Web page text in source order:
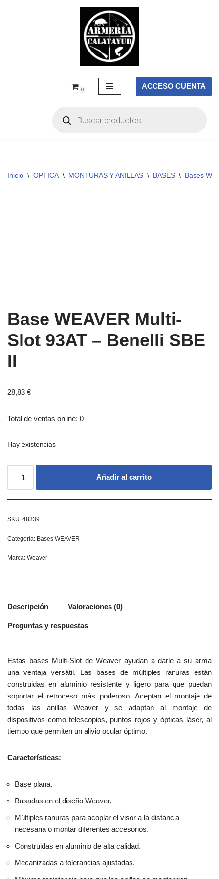
0 ACCESO CUENTA
Inicio \ OPTICA \ MONTURAS Y ANILLAS \ BASES \ Bases
Base WEAVER Multi-
Slot 93AT – Benelli SBE
II
28,88 €
Total de ventas online: 0
Hay existencias
Añadir al carrito
SKU: 48339
Categoría: Bases WEAVER
Marca: Weaver
Descripción Valoraciones (0)
Preguntas y respuestas
Estas bases Multi-Slot de Weaver ayudan a darle a su arma
una ventaja versátil. Las bases de múltiples ranuras están
construidas en aluminio resistente y ligero para que puedan
soportar el retroceso más poderoso. Aceptan el montaje de
todas las anillas Weaver y se adaptan al montaje de
dispositivos como telescopios, puntos rojos y ópticas láser, al
tiempo que permiten un alivio ocular óptimo.
Características:
Base plana.
Basadas en el diseño Weaver.
Múltiples ranuras para acoplar el visor a la distancia
necesaria o montar diferentes accesorios.
Construidas en aluminio de alta calidad.
Mecanizadas a tolerancias ajustadas.